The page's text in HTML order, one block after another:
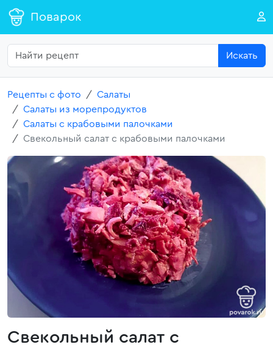
Поварок
Искать
Рецепты с фото
Салаты
Салаты из морепродуктов
Салаты с крабовыми палочками
Свекольный салат с крабовыми палочками
Свекольный салат с